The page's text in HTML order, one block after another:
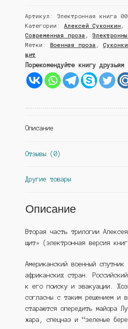
Чужие
горы
(электронная
книги)
Артикул: Электронная книга
Категории: Алексей Суконкин ,
Современная проза ,
Метки: Военная проза ,
щит
Порекомендуйте книгу друзьям
Описание
Отзывы (0)
Другие товары
Описание
Вторая часть трилогии
щит» (электронная версия
Американский военный
африканских стран.
к его поиску и эвакуации.
согласны с таким решением и
стараются опередить майора
жара, спецназ и “зеленые